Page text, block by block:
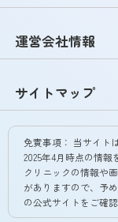
運営会社情報
サイトマップ
免責事項： 当サイト
2025年4月時点の情報
クリニックの情報や
がありますので、予
の公式サイトをご確認